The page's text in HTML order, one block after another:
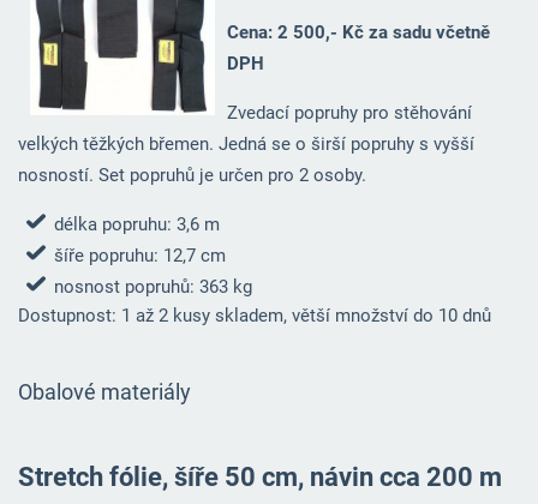
Cena: 2 500,- Kč za sadu včetně
DPH
Zvedací popruhy pro stěhování
velkých těžkých břemen. Jedná se o širší popruhy s vyšší
nosností. Set popruhů je určen pro 2 osoby.
délka popruhu: 3,6 m
šíře popruhu: 12,7 cm
nosnost popruhů: 363 kg
Dostupnost: 1 až 2 kusy skladem, větší množství do 10 dnů
Obalové materiály
Stretch fólie, šíře 50 cm, návin cca 200 m